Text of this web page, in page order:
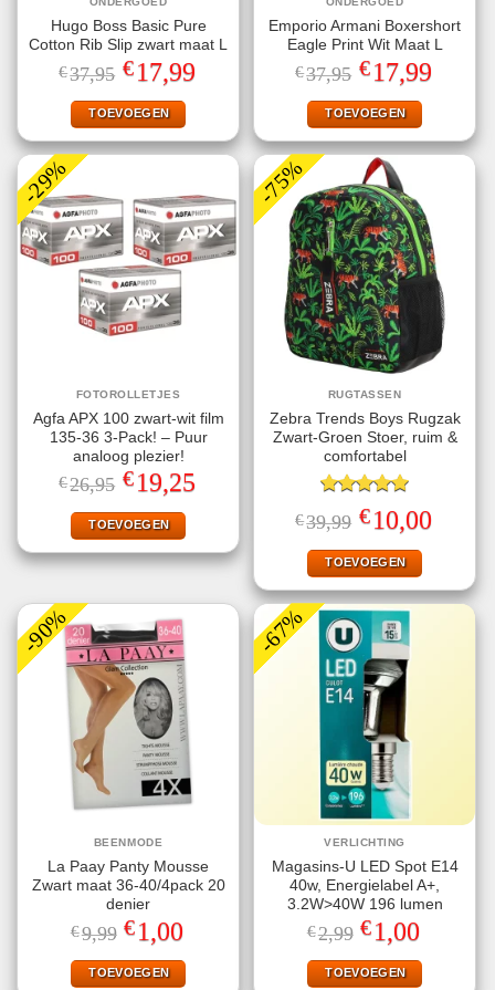
Hugo Boss Basic Pure
Cotton Rib Slip zwart maat L
€37,95 Oorspronkelijke
prijs
was:
€37,95.
€17,99Huidige
prijs
TOEVOEGEN
Emporio Armani Boxershort
Eagle Print Wit Maat L
€37,95 Oorspronkelijke
prijs
was:
€37,95.
€17,99Huidige
prijs
TOEVOEGEN
-29%
FOTOROLLETJES
Agfa APX 100 zwart-wit film
135-36 3-Pack! – Puur
analoog plezier!
€26,95 Oorspronkelijke
prijs
was:
€26,95.
€19,25prijs
TOEVOEGEN
-75%
RUGTASSEN
Zebra Trends Boys Rugzak
Zwart-Groen Stoer, ruim &
comfortabel
Gewaardeerd
5.00uit 5
€39,99 Oorspronkelijke
prijs
was:
€39,99.
€10,00Huidige
prijs
TOEVOEGEN
-90%
BEENMODE
La Paay Panty Mousse
Zwart maat 36-40/4pack 20
denier
€9,99 Oorspronkelijke
prijs
was:
€9,99.
€1,00
is:
€1,00.
TOEVOEGEN
-67%
VERLICHTING
Magasins-U LED Spot E14
40w, Energielabel A+,
3.2W>40W 196 lumen
€2,99 Oorspronkelijke
prijs
was:
€2,99.
€1,00
is:
€1,00.
TOEVOEGEN